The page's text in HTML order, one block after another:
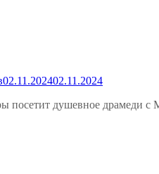
02.11.202402.11.2024
посетит душевное